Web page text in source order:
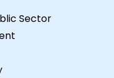
Sector